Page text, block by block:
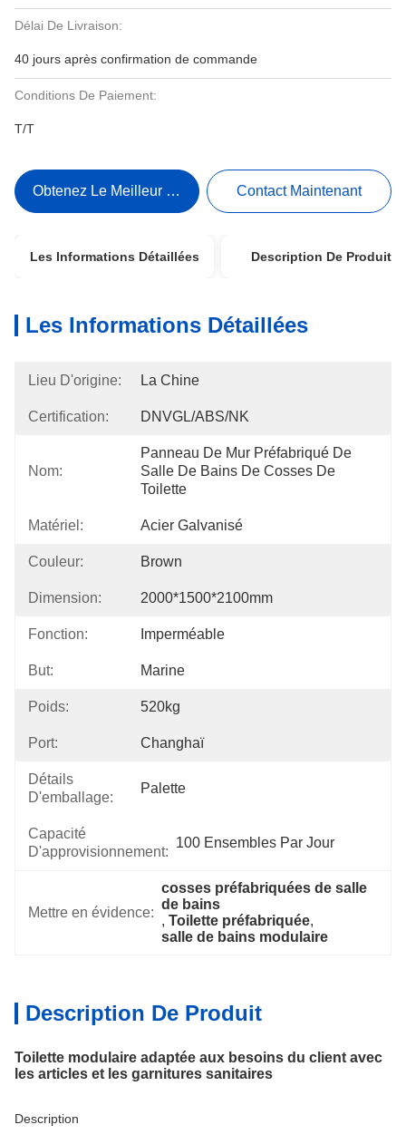
Délai De Livraison:
40 jours après confirmation de commande
Conditions De Paiement:
T/T
Obtenez Le Meilleur Prix Contact Maintenant
Les Informations Détaillées Description De Produit
Les Informations Détaillées
Lieu D'origine: La Chine
Certification: DNVGL/ABS/NK
Nom:
Panneau De Mur Préfabriqué De
Salle De Bains De Cosses De
Toilette
Matériel: Acier Galvanisé
Couleur: Brown
Dimension: 2000*1500*2100mm
Fonction: Imperméable
But: Marine
Poids: 520kg
Port: Changhaï
Détails
D'emballage:
Palette
Capacité
D'approvisionnement:
100 Ensembles Par Jour
Mettre en évidence:
cosses préfabriquées de salle
de bains
, Toilette préfabriquée,
salle de bains modulaire
Description De Produit
Toilette modulaire adaptée aux besoins du client avec
les articles et les garnitures sanitaires
Description